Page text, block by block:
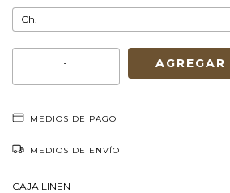
MEDIOS DE PAGO
MEDIOS DE ENVÍO
CAJA LINEN